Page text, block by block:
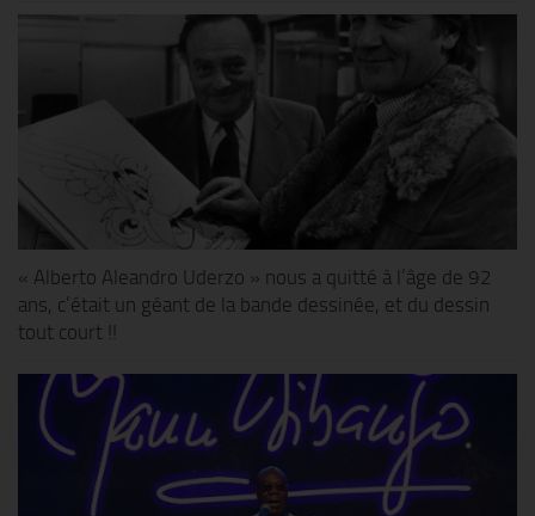
« Alberto Aleandro Uderzo » nous a quitté à l’âge de 92
ans, c’était un géant de la bande dessinée, et du dessin
tout court !!